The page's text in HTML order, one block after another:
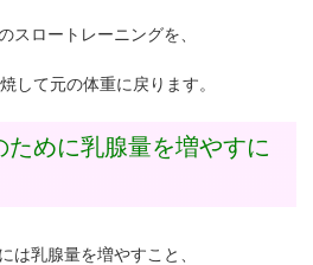
スロートレーニングを、
して元の体重に戻ります。
ために乳腺量を増やすに
は乳腺量を増やすこと、